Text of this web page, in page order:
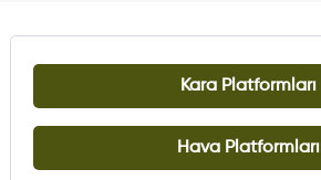
Kara Platformları
Hava Platformları